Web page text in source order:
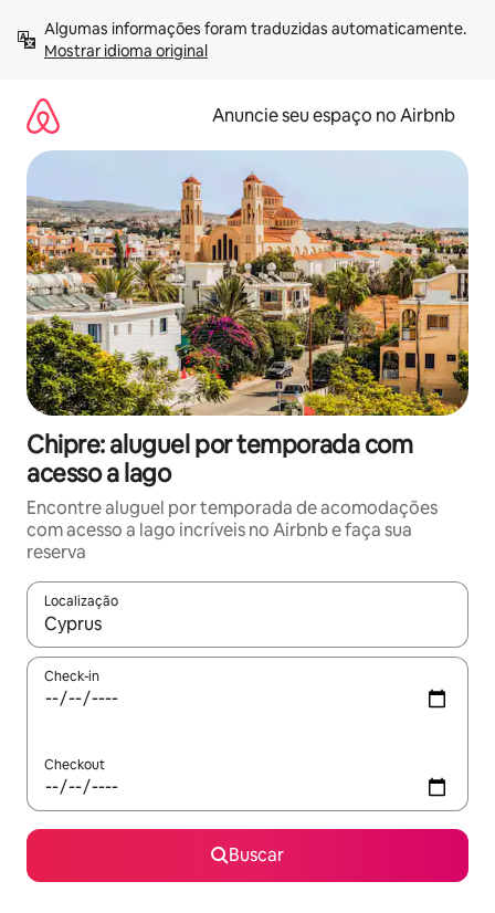
para
Mostrar idioma original
Anuncie seu espaço no Airbnb
Chipre: aluguel por temporada com
acesso a lago
Encontre aluguel por temporada de acomodações
com acesso a lago incríveis no Airbnb e faça sua
reserva
Localização
Quando os resultados estiverem disponíveis, explore-os
Check-in
Checkout
Buscar